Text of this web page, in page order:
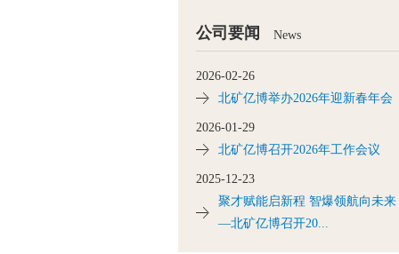
公司要闻 News
2026-02-26
北矿亿博举办2026年迎新春年会
2026-01-29
北矿亿博召开2026年工作会议
2025-12-23
聚才赋能启新程 智爆领航向未来
—北矿亿博召开20...